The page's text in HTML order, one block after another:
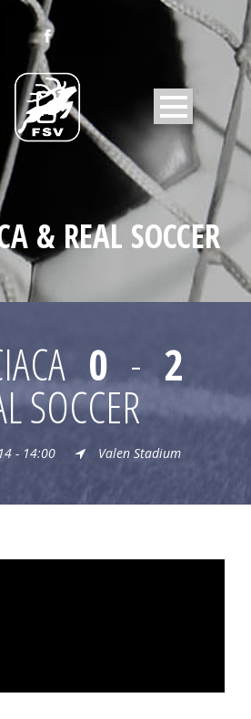
& REAL SOCCER
0 - 2
SOCCER
- 14:00 Valen Stadium